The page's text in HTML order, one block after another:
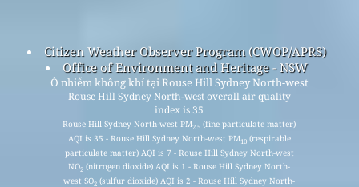
Citizen Weather Observer Program (CWOP/APRS)
Office of Environment and Heritage - NSW
Ô nhiễm không khí tại Rouse Hill Sydney North-west
Rouse Hill Sydney North-west overall air quality
index is 35
Rouse Hill Sydney North-west PM2.5 (fine particulate matter)
AQI is 35 - Rouse Hill Sydney North-west PM10(respirable
particulate matter) AQI is 7 - Rouse Hill Sydney North-west
NO2 (nitrogen dioxide) AQI is 1 - Rouse Hill Sydney North-
west SO2 (sulfur dioxide) AQI is 2 - Rouse Hill Sydney North-